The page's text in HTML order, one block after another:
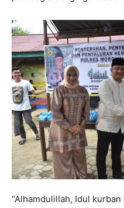
“Alhamdulillah, Idul